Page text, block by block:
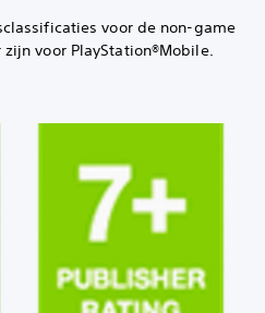
voor de non-game
voor PlayStation®Mobile.